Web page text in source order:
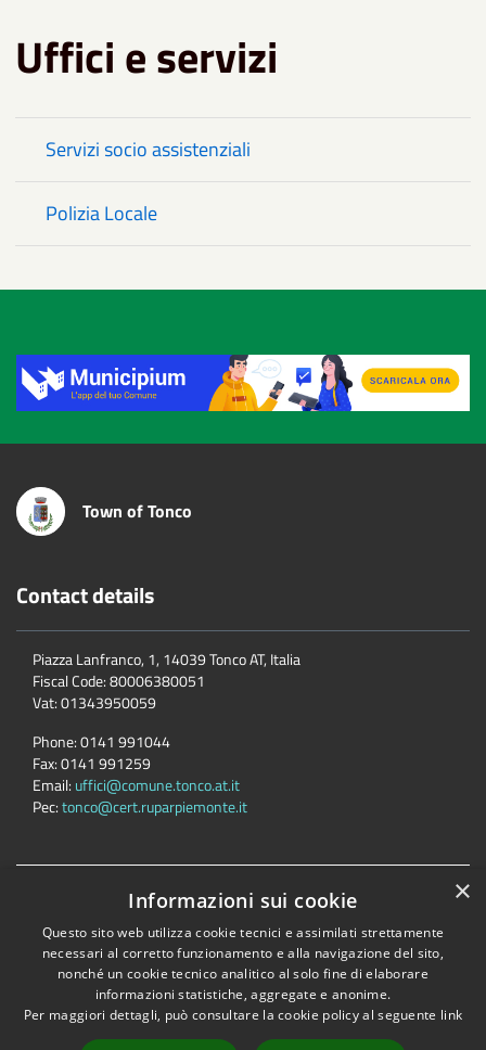
Uffici e servizi
Servizi socio assistenziali
Polizia Locale
Title
Town of Tonco
Contact details
Piazza Lanfranco, 1, 14039 Tonco AT, Italia
Fiscal Code:80006380051
Vat:01343950059
Phone:0141 991044
Fax:0141 991259
Email: uffici@comune.tonco.at.it
Pec:tonco@cert.ruparpiemonte.it
Accessibility Privacy Cookie
Sitemap
Comune convenzionatoAstigov
Progetto|Convenzione|Adesioni
×
Informazioni sui cookie
Questo sito web utilizza cookie tecnici e assimilati strettamente
necessari al corretto funzionamento e alla navigazione del sito,
nonché un cookie tecnico analitico al solo fine di elaborare
informazioni statistiche, aggregate e anonime.
Per maggiori dettagli, può consultare la cookie policy al seguente link